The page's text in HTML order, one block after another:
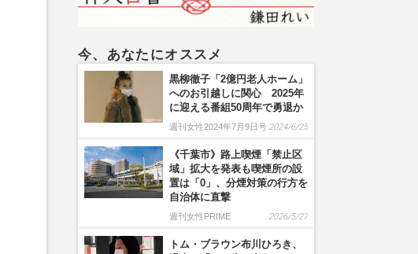
今、あなたにオススメ
黒柳徹子「2億円老人ホーム」
へのお引越しに関心 2025年
に迎える番組50周年で勇退か
週刊女性2024年7月9日号 2024/6/25
《千葉市》路上喫煙「禁止区
域」拡大を発表も喫煙所の設
置は「0」、分煙対策の行方を
自治体に直撃
週刊女性PRIME 2026/5/27
トム・ブラウン布川ひろき、